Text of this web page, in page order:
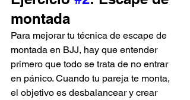
montada
Para mejorar tu técnica de escape de
montada en BJJ, hay que entender
primero que todo se trata de no entrar
en pánico. Cuando tu pareja te monta,
el objetivo es desbalancear y crear